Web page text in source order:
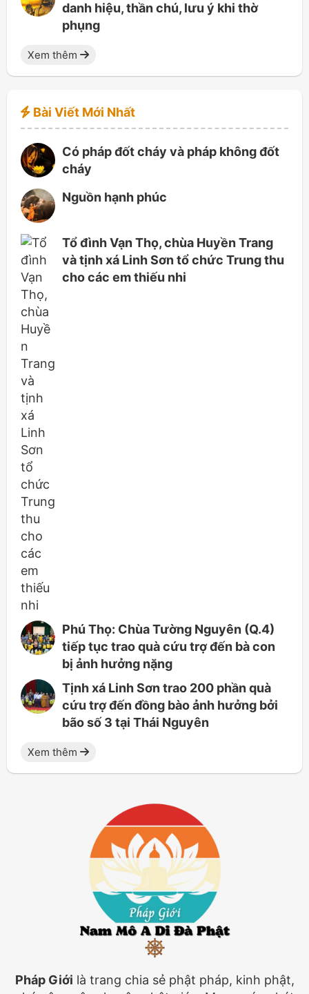
danh hiệu, thần chú, lưu ý khi thờ
phụng
Xem thêm
Bài Viết Mới Nhất
Có pháp đốt cháy và pháp không đốt
cháy
Nguồn hạnh phúc
Tổ đình Vạn Thọ, chùa Huyền Trang
và tịnh xá Linh Sơn tổ chức Trung thu
cho các em thiếu nhi
Phú Thọ: Chùa Tường Nguyên (Q.4)
tiếp tục trao quà cứu trợ đến bà con
bị ảnh hưởng nặng
Tịnh xá Linh Sơn trao 200 phần quà
cứu trợ đến đồng bào ảnh hưởng bởi
bão số 3 tại Thái Nguyên
Xem thêm
Pháp Giới là trang chia sẻ phật pháp, kinh phật,